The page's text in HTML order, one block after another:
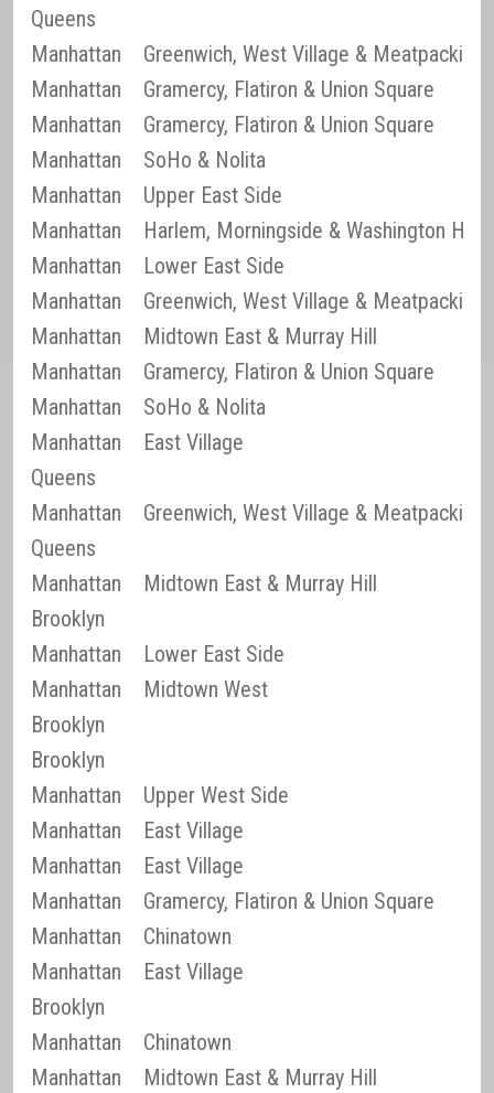
Queens
Manhattan
Greenwich, West Village & Meatpacking
Manhattan
Gramercy, Flatiron & Union Square
Manhattan
Gramercy, Flatiron & Union Square
Manhattan
SoHo & Nolita
Manhattan
Upper East Side
Manhattan
Harlem, Morningside & Washington
Manhattan
Lower East Side
Manhattan
Greenwich, West Village & Meatpacking
Manhattan
Midtown East & Murray Hill
Manhattan
Gramercy, Flatiron & Union Square
Manhattan
SoHo & Nolita
Manhattan
East Village
Queens
Manhattan
Greenwich, West Village & Meatpacking
Queens
Manhattan
Midtown East & Murray Hill
Brooklyn
Manhattan
Lower East Side
Manhattan
Midtown West
Brooklyn
Brooklyn
Manhattan
Upper West Side
Manhattan
East Village
Manhattan
East Village
Manhattan
Gramercy, Flatiron & Union Square
Manhattan
Chinatown
Manhattan
East Village
Brooklyn
Manhattan
Chinatown
Manhattan
Midtown East & Murray Hill